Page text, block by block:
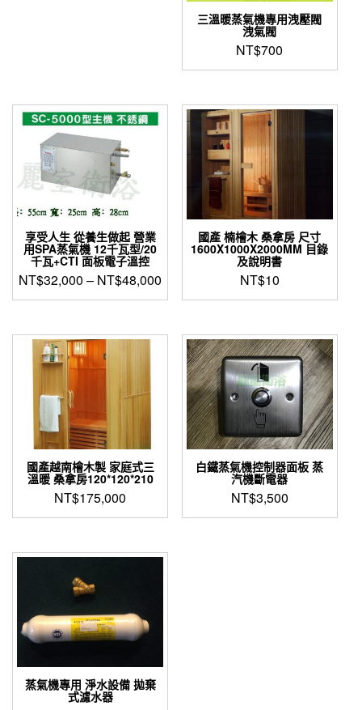
三溫暖蒸氣機專用洩壓閥
洩氣閥
NT$700
享受人生 從養生做起 營業
用SPA蒸氣機 12千瓦型/20
千瓦+CTI 面板電子溫控
NT$32,000 – NT$48,000
此
品
多
式。
可
在
產
品
頁
面
選
國產 楠檜木 桑拿房 尺寸
1600X1000X2000MM 目錄
及說明書
NT$10
國產越南檜木製 家庭式三
溫暖 桑拿房120*120*210
NT$175,000
白鐵蒸氣機控制器面板 蒸
汽機斷電器
NT$3,500
蒸氣機專用 淨水設備 拋棄
式濾水器